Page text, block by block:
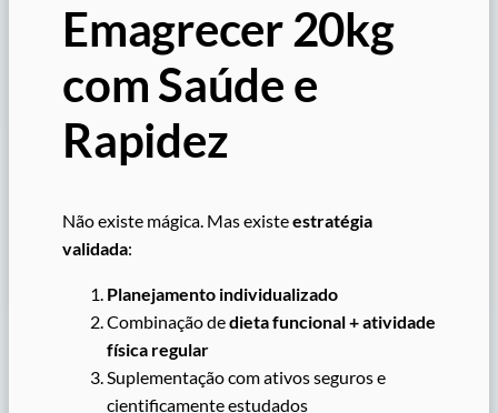
Emagrecer 20kg
com Saúde e
Rapidez
Não existe mágica. Mas existeestratégia
validada:
Planejamento individualizado
Combinação dedieta funcional + atividade
física regular
Suplementação com ativos seguros e
cientificamente estudados